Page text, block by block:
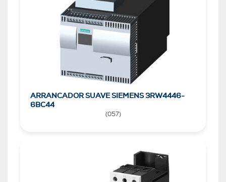
ARRANCADOR SUAVE SIEMENS 3RW4446-
6BC44
(057)